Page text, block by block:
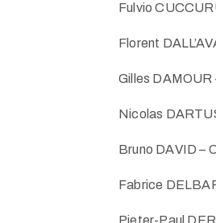
Fulvio
Florent
Gilles DAMOUR
Nicolas
Bruno DAVID –
Fabrice
Pieter-Paul